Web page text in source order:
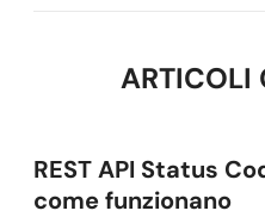
ARTICOLI
REST API Status
come funzionano